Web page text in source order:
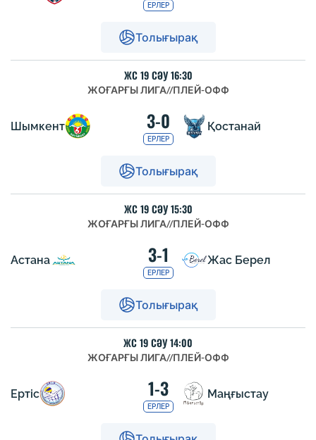
ЕРЛЕР
Толығырақ
ЖС 19 СӘУ 16:30
ЖОҒАРҒЫ ЛИГА//ПЛЕЙ-ОФФ
Шымкент 3-0
ЕРЛЕР
Қостанай
Толығырақ
ЖС 19 СӘУ 15:30
ЖОҒАРҒЫ ЛИГА//ПЛЕЙ-ОФФ
Астана 3-1
ЕРЛЕР
Жас Берел
Толығырақ
ЖС 19 СӘУ 14:00
ЖОҒАРҒЫ ЛИГА//ПЛЕЙ-ОФФ
Ертіс 1-3
ЕРЛЕР
Маңғыстау